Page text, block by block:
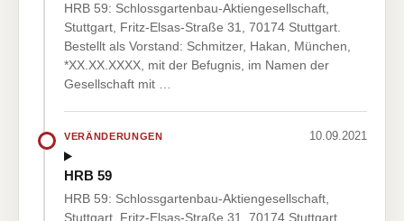
HRB 59: Schlossgartenbau-Aktiengesellschaft,
Stuttgart, Fritz-Elsas-Straße 31, 70174 Stuttgart.
Bestellt als Vorstand: Schmitzer, Hakan, München,
*XX.XX.XXXX, mit der Befugnis, im Namen der
Gesellschaft mit …
VERÄNDERUNGEN 10.09.2021
HRB 59
HRB 59: Schlossgartenbau-Aktiengesellschaft,
Stuttgart, Fritz-Elsas-Straße 31, 70174 Stuttgart.